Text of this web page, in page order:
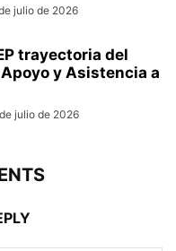
julio de 2026
trayectoria del
y Asistencia a
julio de 2026